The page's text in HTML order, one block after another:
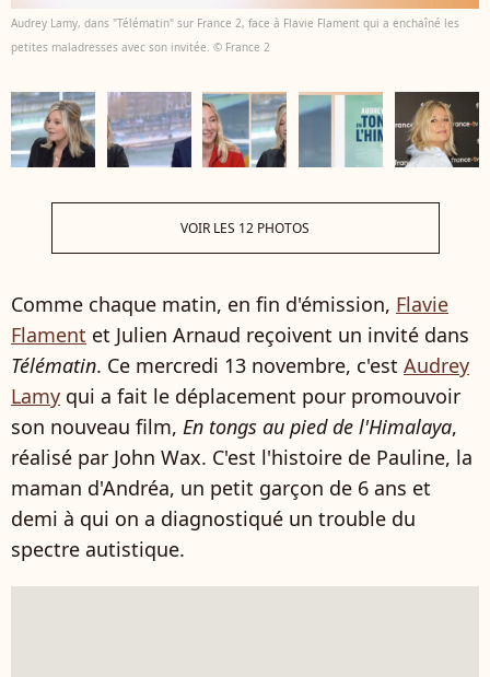
Audrey Lamy, dans "Télématin" sur France 2, face à Flavie Flament qui a enchaîné les
petites maladresses avec son invitée. © France 2
VOIR LES 12 PHOTOS
Comme chaque matin, en fin d'émission, Flavie
Flament et Julien Arnaud reçoivent un invité dans
Télématin. Ce mercredi 13 novembre, c'est Audrey
Lamy qui a fait le déplacement pour promouvoir
son nouveau film, En tongs au pied de l'Himalaya,
réalisé par John Wax. C'est l'histoire de Pauline, la
maman d'Andréa, un petit garçon de 6 ans et
demi à qui on a diagnostiqué un trouble du
spectre autistique.